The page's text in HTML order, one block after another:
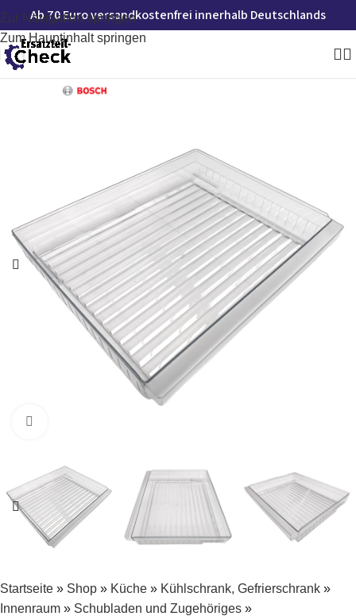
Zur Navigation springen
Zum Hauptinhalt springen
Ab 70 Euro versandkostenfrei innerhalb Deutschlands
Startseite » Shop » Küche » Kühlschrank, Gefrierschrank »
Innenraum » Schubladen und Zugehöriges »